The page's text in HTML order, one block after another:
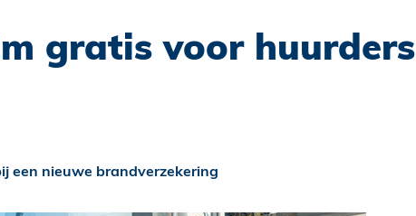
gratis voor huurders
een nieuwe brandverzekering